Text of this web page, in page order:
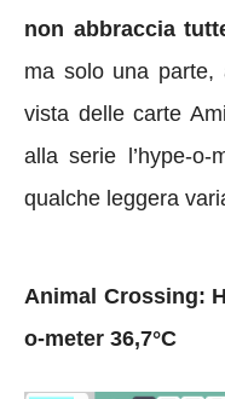
non abbraccia
ma solo una parte,
vista delle carte
alla serie l’hype-o-
qualche leggera
Animal Crossing:
o-meter 36,7°C